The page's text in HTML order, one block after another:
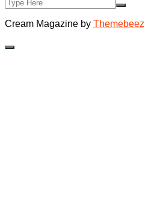
Cream Magazine by Themebeez